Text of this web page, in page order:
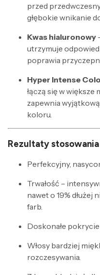
przed
głębokie wnikanie
Kwas hialuronowy
utrzymuje
poprawia
Hyper Intense
łączą się w większe
zapewnia
koloru.
Rezultaty stosowania
Perfekcyjny,
Trwałość –
nawet o 19% dłużej
farb.
Doskonałe
Włosy bardziej
rozczesywania.